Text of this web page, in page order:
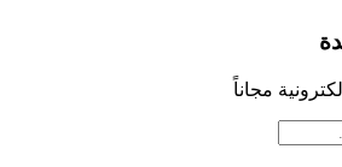
الموافقة على رخصة
مجاناً